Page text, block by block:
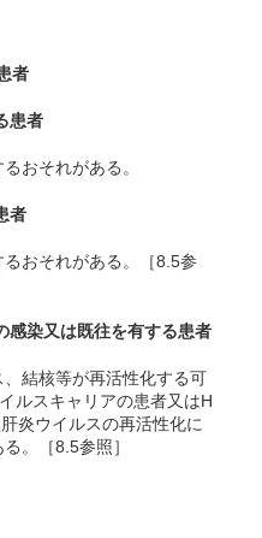
者
患者
おそれがある。
者
おそれがある。［8.5参
染又は既往を有する患者
結核等が再活性化する可
ルスキャリアの患者又はH
炎ウイルスの再活性化に
。［8.5参照］